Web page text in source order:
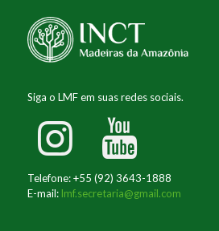
Siga o LMF em suas redes sociais.
Telefone: +55 (92) 3643-1888
E-mail: lmf.secretaria@gmail.com